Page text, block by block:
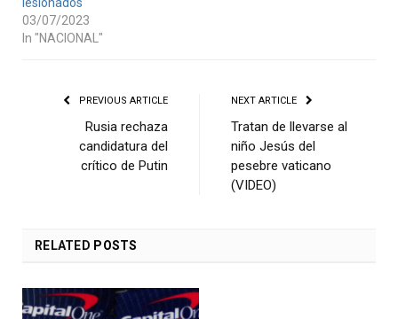
03/07/2023
In "NACIONAL"
PREVIOUS ARTICLE
Rusia rechaza
candidatura del
crítico de Putin
NEXT ARTICLE
Tratan de llevarse al
niño Jesús del
pesebre vaticano
(VIDEO)
RELATED POSTS